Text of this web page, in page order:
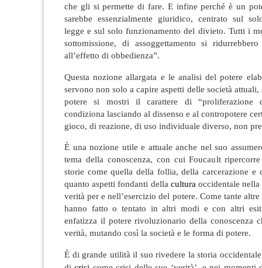
che gli si permette di fare. E infine perché è un
sarebbe essenzialmente giuridico, centrato sul
legge e sul solo funzionamento del divieto. Tutti i
sottomissione, di assoggettamento si
all’effetto di obbedienza”.
Questa nozione allargata e le analisi del potere
servono non solo a capire aspetti delle società attuali,
potere si mostri il carattere di “proliferazione
condiziona lasciando al dissenso e al contropotere
gioco, di reazione, di uso individuale diverso, non
È una nozione utile e attuale anche nel suo
tema della conoscenza, con cui Foucault
storie come quella della follia, della carcerazione e
quanto aspetti fondanti della culturaoccidentale nella
verità per e nell’esercizio del potere. Come tante altre
hanno fatto o tentato in altri modi e con altri
enfatizza il potere rivoluzionario della conoscenza
verità, mutando così la società e le forma di potere.
È di grande utilità il suo rivedere la storia